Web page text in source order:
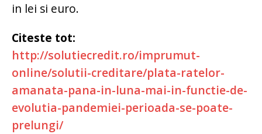
in lei si euro.
Citeste tot:
http://solutiecredit.ro/imprumut-
online/solutii-creditare/plata-ratelor-
amanata-pana-in-luna-mai-in-functie-de-
evolutia-pandemiei-perioada-se-poate-
prelungi/